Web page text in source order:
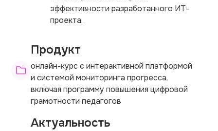
эффективности разработанного ИТ-
проекта.
Продукт
онлайн-курс с интерактивной платформой
и системой мониторинга прогресса,
включая программу повышения цифровой
грамотности педагогов
Актуальность